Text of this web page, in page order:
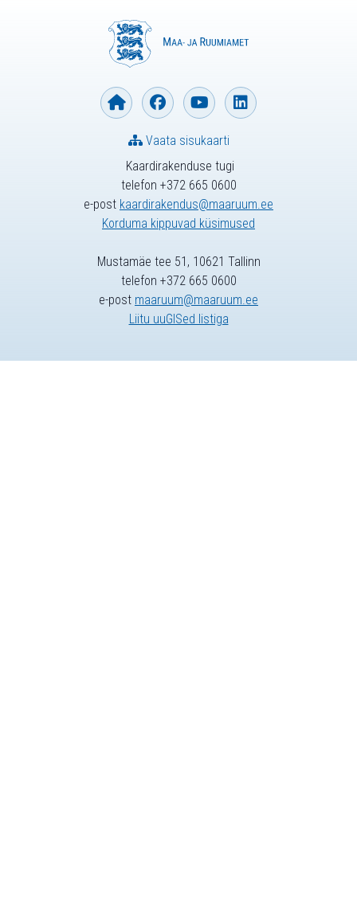
Kaardirakenduse tugi
telefon +372 665 0600
e-post kaardirakendus@maaruum.ee
Korduma kippuvad küsimused
Vaata sisukaarti
Mustamäe tee 51, 10621 Tallinn
telefon +372 665 0600
e-post maaruum@maaruum.ee
Liitu uuGISed listiga